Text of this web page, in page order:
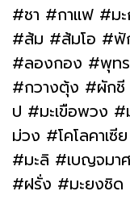
#ชา #กาแฟ #มะ
#ส้ม #ส้มโอ #
#ลองกอง #พุท
#กวางตุ้ง #ผัก
ป #มะเขือพวง #ม
ม่วง #โคโลคาเซี
#มะลิ #เบญจม
#ฝรั่ง #มะยงชิด